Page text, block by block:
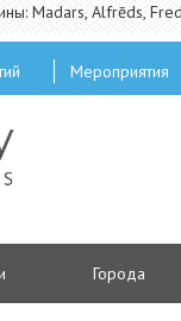
Madars, Alfrēds,
Мероприятия
Городa